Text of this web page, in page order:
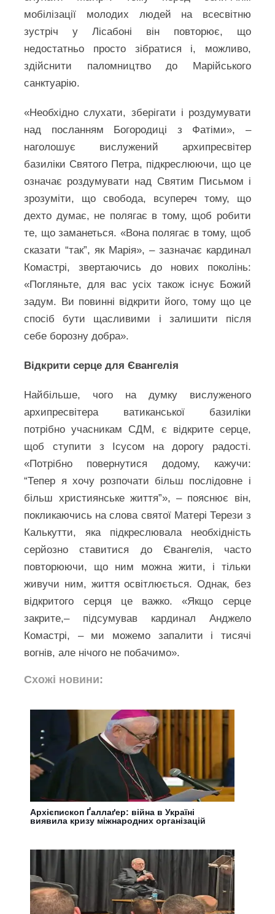
мобілізації молодих людей на всесвітню
зустріч у Лісабоні він повторює, що
недостатньо просто зібратися і, можливо,
здійснити паломництво до Марійського
санктуарію.
«Необхідно слухати, зберігати і роздумувати
над посланням Богородиці з Фатіми», –
наголошує вислужений архипресвітер
базиліки Святого Петра, підкреслюючи, що це
означає роздумувати над Святим Письмом і
зрозуміти, що свобода, всупереч тому, що
дехто думає, не полягає в тому, щоб робити
те, що заманеться. «Вона полягає в тому, щоб
сказати “так”, як Марія», – зазначає кардинал
Комастрі, звертаючись до нових поколінь:
«Погляньте, для вас усіх також існує Божий
задум. Ви повинні відкрити його, тому що це
спосіб бути щасливими і залишити після
себе борозну добра».
Відкрити серце для Євангелія
Найбільше, чого на думку вислуженого
архипресвітера ватиканської базиліки
потрібно учасникам СДМ, є відкрите серце,
щоб ступити з Ісусом на дорогу радості.
«Потрібно повернутися додому, кажучи:
“Тепер я хочу розпочати більш послідовне і
більш християнське життя”», – пояснює він,
покликаючись на слова святої Матері Терези з
Калькутти, яка підкреслювала необхідність
серйозно ставитися до Євангелія, часто
повторюючи, що ним можна жити, і тільки
живучи ним, життя освітлюється. Однак, без
відкритого серця це важко. «Якщо серце
закрите,– підсумував кардинал Анджело
Комастрі, – ми можемо запалити і тисячі
вогнів, але нічого не побачимо».
Схожі новини:
Архієпископ Ґаллаґер: війна в Україні
виявила кризу міжнародних організацій